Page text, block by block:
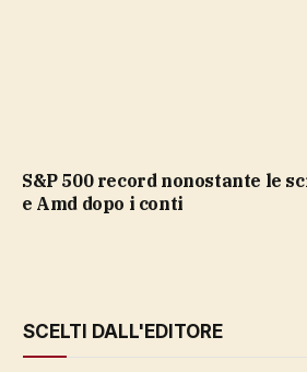
S&P 500 record nonostante le scivolate di SpaceX
e Amd dopo i conti
SCELTI DALL'EDITORE